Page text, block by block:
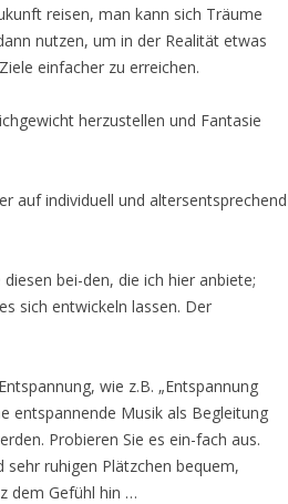
reisen, man kann sich Träume
nutzen, um in der Realität etwas
einfacher zu erreichen.
herzustellen und Fantasie
auf individuell und altersentsprechend
bei-den, die ich hier anbiete;
sich entwickeln lassen. Der
wie z.B. „Entspannung
entspannende Musik als Begleitung
Probieren Sie es ein-fach aus.
sehr ruhigen Plätzchen bequem,
dem Gefühl hin …